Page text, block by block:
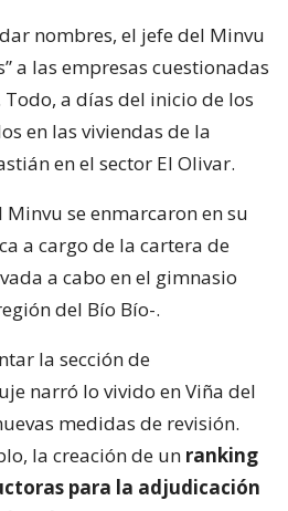
nombres, el jefe del Minvu
a las empresas cuestionadas
a días del inicio de los
en las viviendas de la
en el sector El Olivar.
se enmarcaron en su
a cargo de la cartera de
a cabo en el gimnasio
del Bío Bío-.
la sección de
narró lo vivido en Viña del
medidas de revisión.
la creación de un ranking
para la adjudicación